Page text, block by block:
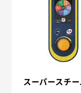
スーパースチ